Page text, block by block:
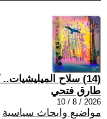
(14) سلاح الميليشيات.. كيف سينتهي؟
طارق فتحي
2026 / 8 / 10
مواضيع وابحاث سياسية